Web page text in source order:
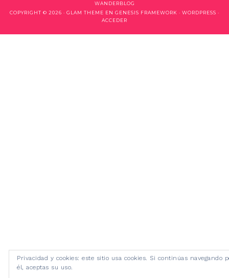
WANDERBLOG
COPYRIGHT © 2026 · GLAM THEME EN GENESIS FRAMEWORK · WORDPRESS ·
ACCEDER
Privacidad y cookies: este sitio usa cookies. Si continúas navegando
él, aceptas su uso.